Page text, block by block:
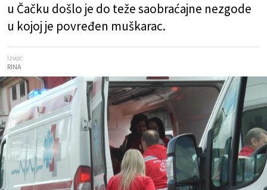
u Čačku došlo je do teže saobraćajne nezgode
u kojoj je povređen muškarac.
Izvor:
RINA